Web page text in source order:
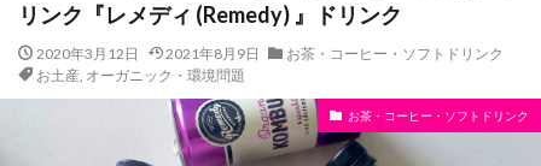
リンク『レメディ (Remedy) 』ドリンク
2020年3月12日 2021年8月9日
お茶・コーヒー・ソフトドリンク
お土産, オーガニック・環境問題
お茶・コーヒー・ソフトドリンク